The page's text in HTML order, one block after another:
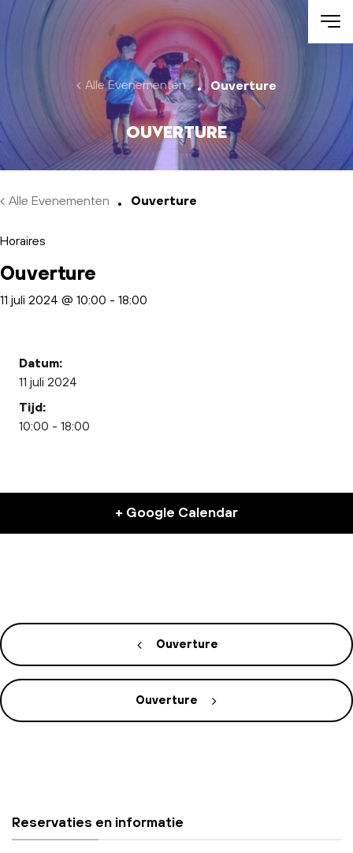
Skip to main content
Alle Evenementen Ouverture
Ouverture
Alle Evenementen Ouverture
Horaires
Ouverture
11 juli 2024 @ 10:00 - 18:00
Datum:
11 juli 2024
Tijd:
10:00 - 18:00
+ Google Calendar
Ouverture
Ouverture
Reservaties en informatie